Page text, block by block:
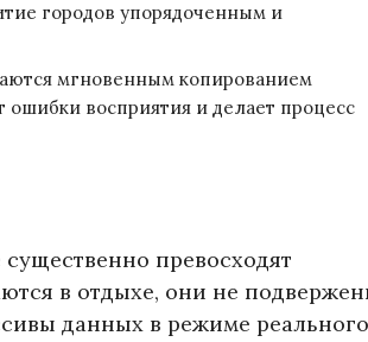
городов упорядоченным и
мгновенным копированием
восприятия и делает процесс
превосходят
в отдыхе, они не
данных в режиме реального